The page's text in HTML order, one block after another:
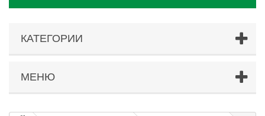
КАТЕГОРИИ
МЕНЮ